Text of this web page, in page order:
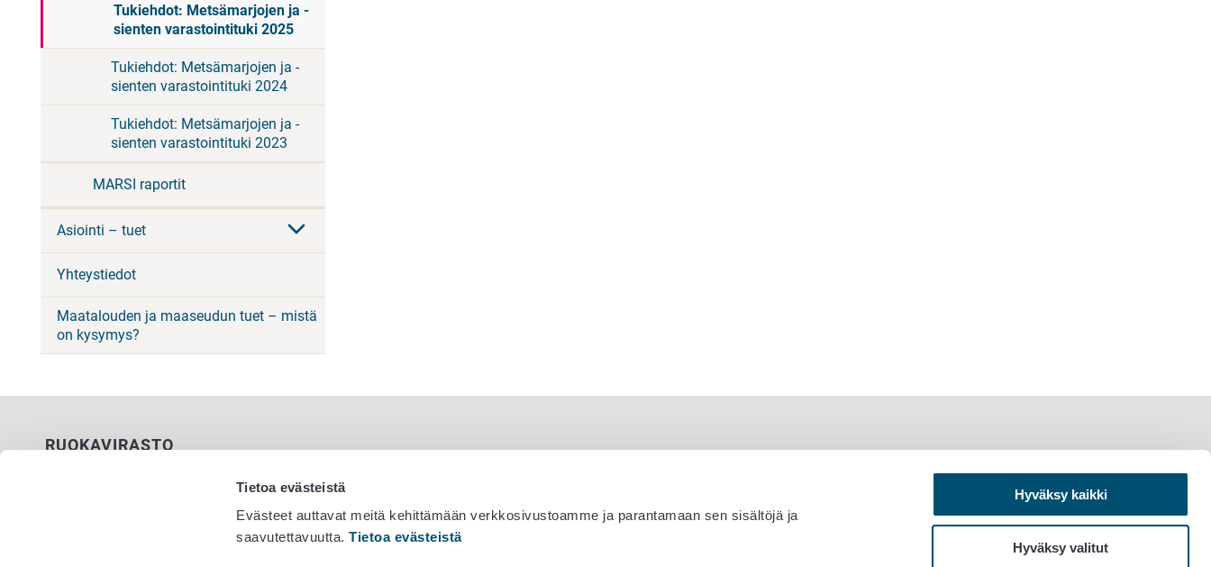
Tietoa evästeistä
Evästeet auttavat meitä kehittämään verkkosivustoamme ja parantamaan sen sisältöjä ja
saavutettavuutta.Tietoa evästeistä
Hyväksy kaikki
Hyväksy valitut
Tukiehdot: Metsämarjojen ja -
sienten varastointituki 2025
Tukiehdot: Metsämarjojen ja -
sienten varastointituki 2024
Tukiehdot: Metsämarjojen ja -
sienten varastointituki 2023
MARSI raportit
Asiointi – tuet
Yhteystiedot
Maatalouden ja maaseudun tuet – mistä
on kysymys?
RUOKAVIRASTO